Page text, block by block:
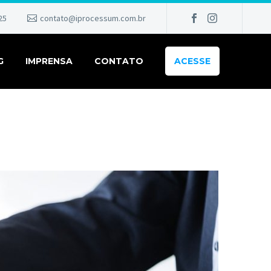
contato@iprocessum.com.br
IMPRENSA CONTATO ACESSE